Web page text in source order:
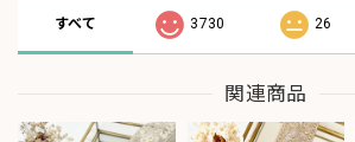
すべて 3730 26
関連商品